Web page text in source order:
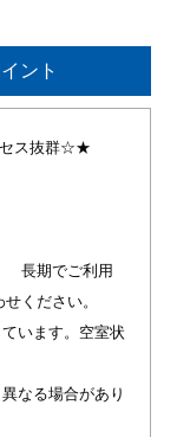
ント
セス抜群☆★
長期でご利用
ください。
います。空室状
なる場合があり